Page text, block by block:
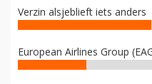
Verzin alsjeblieft iets anders
European Airlines Group